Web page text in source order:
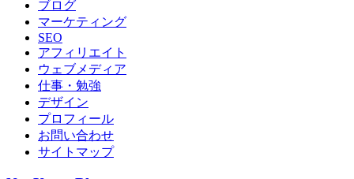
ブログ
マーケティング
SEO
アフィリエイト
ウェブメディア
仕事・勉強
デザイン
プロフィール
お問い合わせ
サイトマップ